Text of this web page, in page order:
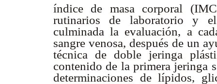
índice de masa corporal
rutinarios de laboratorio y
culminada la evaluación, a
sangre venosa, después de un
técnica de doble jeringa
contenido de la primera jeringa
determinaciones de lípidos,